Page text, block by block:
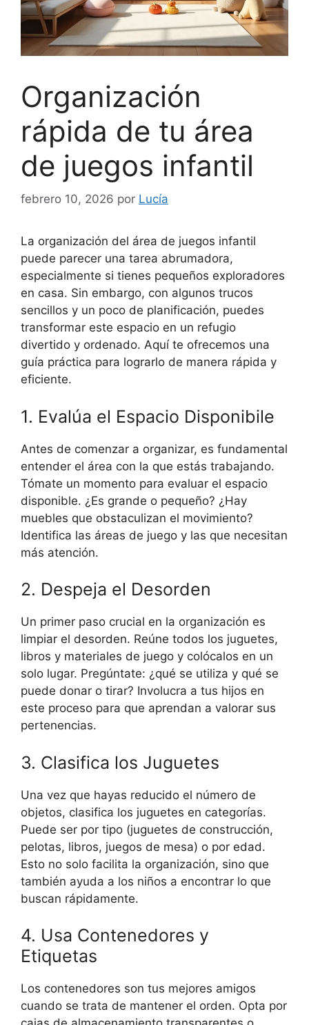
Organización
rápida de tu área
de juegos infantil
febrero 10, 2026 por Lucía
La organización del área de juegos infantil
puede parecer una tarea abrumadora,
especialmente si tienes pequeños exploradores
en casa. Sin embargo, con algunos trucos
sencillos y un poco de planificación, puedes
transformar este espacio en un refugio
divertido y ordenado. Aquí te ofrecemos una
guía práctica para lograrlo de manera rápida y
eficiente.
1. Evalúa el Espacio Disponibile
Antes de comenzar a organizar, es fundamental
entender el área con la que estás trabajando.
Tómate un momento para evaluar el espacio
disponible. ¿Es grande o pequeño? ¿Hay
muebles que obstaculizan el movimiento?
Identifica las áreas de juego y las que necesitan
más atención.
2. Despeja el Desorden
Un primer paso crucial en la organización es
limpiar el desorden. Reúne todos los juguetes,
libros y materiales de juego y colócalos en un
solo lugar. Pregúntate: ¿qué se utiliza y qué se
puede donar o tirar? Involucra a tus hijos en
este proceso para que aprendan a valorar sus
pertenencias.
3. Clasifica los Juguetes
Una vez que hayas reducido el número de
objetos, clasifica los juguetes en categorías.
Puede ser por tipo (juguetes de construcción,
pelotas, libros, juegos de mesa) o por edad.
Esto no solo facilita la organización, sino que
también ayuda a los niños a encontrar lo que
buscan rápidamente.
4. Usa Contenedores y
Etiquetas
Los contenedores son tus mejores amigos
cuando se trata de mantener el orden. Opta por